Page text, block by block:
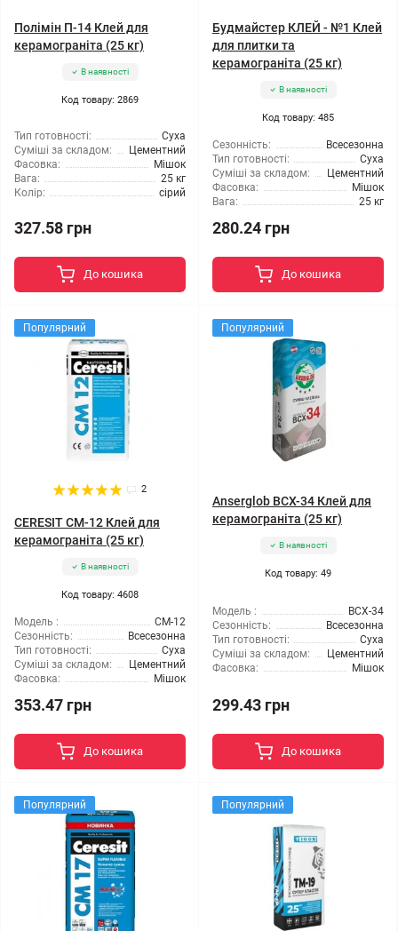
Полімін П-14 Клей для
керамограніта (25 кг)
В наявності
Код товару: 2869
Тип готовності:
Суха
Суміші за складом:
Цементний
Фасовка:
Мішок
Вага:
25 кг
Колір:
сірий
327.58 грн
До кошика
Будмайстер КЛЕЙ - №1 Клей
для плитки та
керамограніта (25 кг)
В наявності
Код товару: 485
Сезонність:
Всесезонна
Тип готовності:
Суха
Суміші за складом:
Цементний
Фасовка:
Мішок
Вага:
25 кг
280.24 грн
До кошика
Популярний
2
CERESIT CM-12 Клей для
керамограніта (25 кг)
В наявності
Код товару: 4608
Модель :
CM-12
Сезонність:
Всесезонна
Тип готовності:
Суха
Суміші за складом:
Цементний
Фасовка:
Мішок
353.47 грн
До кошика
Популярний
Anserglob BCX-34 Клей для
керамограніта (25 кг)
В наявності
Код товару: 49
Модель :
BCX-34
Сезонність:
Всесезонна
Тип готовності:
Суха
Суміші за складом:
Цементний
Фасовка:
Мішок
299.43 грн
До кошика
Популярний Популярний